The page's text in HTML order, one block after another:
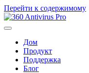
Перейти к содержимому
Дом
Продукт
Поддержка
Блог